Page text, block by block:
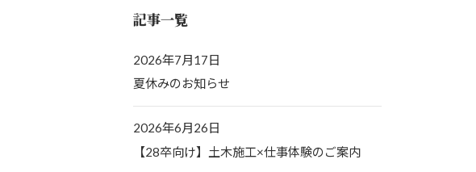
記事一覧
2026年7月17日
夏休みのお知らせ
2026年6月26日
【28卒向け】土木施工×仕事体験のご案内